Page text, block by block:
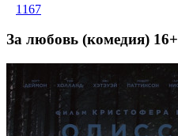
1167
За любовь (комедия) 16+